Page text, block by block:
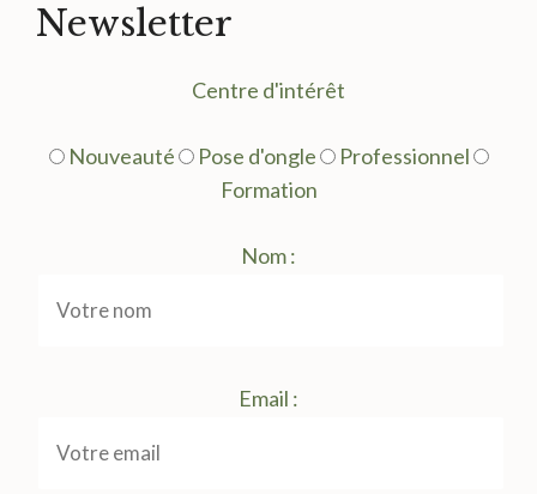
Newsletter
Centre d'intérêt
Nouveauté Pose d'ongle
Professionnel
Formation
Nom :
Email :